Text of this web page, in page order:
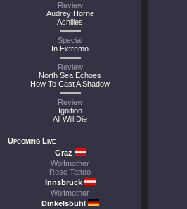
Review
Audrey Horne
Achilles
Special
In Extremo
Review
North Sea Echoes
How To Cast A Shadow
Review
Ignition
All Will Die
Upcoming Live
Graz
Wolfmother
Rose Tattoo
Innsbruck
Wolfmother
Dinkelsbühl